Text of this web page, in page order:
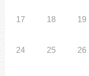
17 18 19
24 25 26